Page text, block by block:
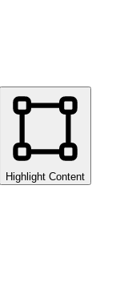
Highlight Content